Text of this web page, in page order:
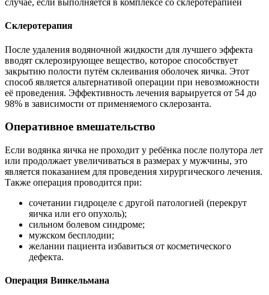
случае, если выполняется в комплексе со склеротерапией
Склеротерапия
После удаления водяночной жидкости для лучшего эффекта
вводят склерозирующее вещество, которое способствует
закрытию полости путём склеивания оболочек яичка. Этот
способ является альтернативой операции при невозможности
её проведения. Эффективность лечения варьируется от 54 до
98% в зависимости от применяемого склерозанта.
Оперативное вмешательство
Если водянка яичка не проходит у ребёнка после полутора лет
или продолжает увеличиваться в размерах у мужчины, это
является показанием для проведения хирургического лечения.
Также операция проводится при:
сочетании гидроцеле с другой патологией (перекрут
яичка или его опухоль);
сильном болевом синдроме;
мужском бесплодии;
желании пациента избавиться от косметического
дефекта.
Операция Винкельмана